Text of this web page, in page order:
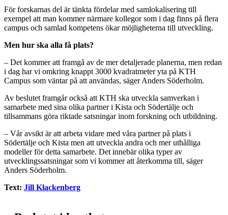
För forskarnas del är tänkta fördelar med samlokalisering till
exempel att man kommer närmare kollegor som i dag finns på flera
campus och samlad kompetens ökar möjligheterna till utveckling.
Men hur ska alla få plats?
– Det kommer att framgå av de mer detaljerade planerna, men redan
i dag har vi omkring knappt 3000 kvadratmeter yta på KTH
Campus som väntar på att användas, säger Anders Söderholm.
Av beslutet framgår också att KTH ska utveckla samverkan i
samarbete med sina olika partner i Kista och Södertälje och
tillsammans göra riktade satsningar inom forskning och utbildning.
– Vår avsikt är att arbeta vidare med våra partner på plats i
Södertälje och Kista men att utveckla andra och mer uthålliga
modeller för detta samarbete. Det innebär olika typer av
utvecklingssatsningar som vi kommer att återkomma till, säger
Anders Söderholm.
Text: Jill Klackenberg